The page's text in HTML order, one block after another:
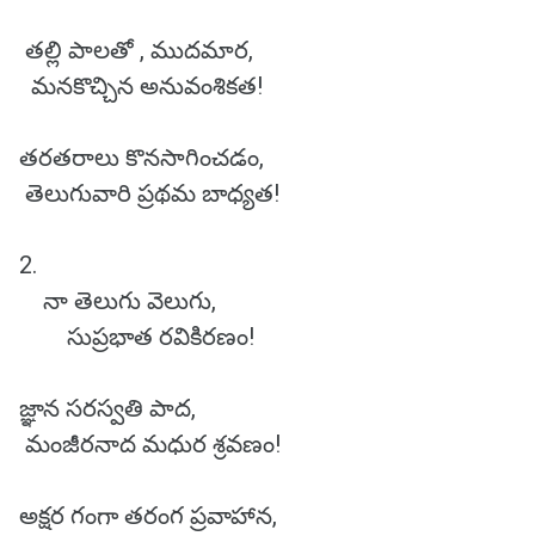
తల్లి పాలతో , ముదమార,
మనకొచ్చిన అనువంశికత!
తరతరాలు కొనసాగించడం,
తెలుగువారి ప్రథమ బాధ్యత!
2.
నా తెలుగు వెలుగు,
సుప్రభాత రవికిరణం!
జ్ఞాన సరస్వతి పాద,
మంజీరనాద మధుర శ్రవణం!
అక్షర గంగా తరంగ ప్రవాహాన,